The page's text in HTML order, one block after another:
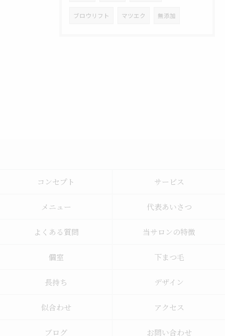
ブロウリフト マツエク 無添加
コンセプト サービス
メニュー 代表あいさつ
よくある質問 当サロンの特徴
個室 下まつ毛
長持ち デザイン
似合わせ アクセス
ブログ お問い合わせ